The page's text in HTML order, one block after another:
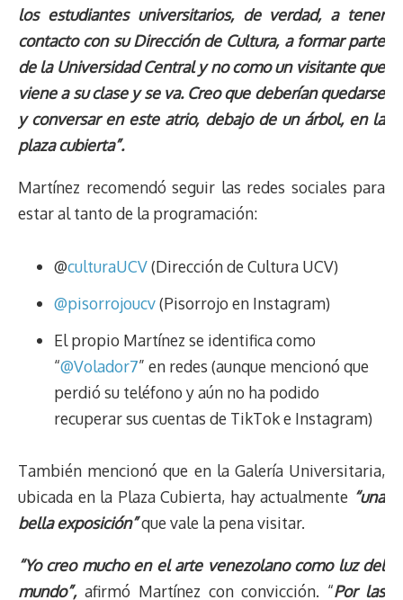
los estudiantes universitarios, de verdad, a tener
contacto con su Dirección de Cultura, a formar parte
de la Universidad Central y no como un visitante que
viene a su clase y se va. Creo que deberían quedarse
y conversar en este atrio, debajo de un árbol, en la
plaza cubierta”.
Martínez recomendó seguir las redes sociales para
estar al tanto de la programación:
@culturaUCV(Dirección de Cultura UCV)
@pisorrojoucv(Pisorrojo en Instagram)
El propio Martínez se identifica como
“@Volador7” en redes (aunque mencionó que
perdió su teléfono y aún no ha podido
recuperar sus cuentas de TikTok e Instagram)
También mencionó que en la Galería Universitaria,
ubicada en la Plaza Cubierta, hay actualmente “una
bella exposición”que vale la pena visitar.
“Yo creo mucho en el arte venezolano como luz del
mundo”,afirmó Martínez con convicción. “Por las